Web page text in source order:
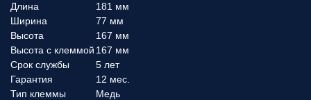
Длина
181 мм
Ширина
77 мм
Высота
167 мм
Высота с клеммой 167 мм
Срок службы
5 лет
Гарантия
12 мес.
Тип клеммы
Медь